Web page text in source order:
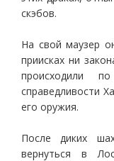
скэбов.
На свой маузер
приисках ни
происходили
справедливости
его оружия.
После диких
вернуться в